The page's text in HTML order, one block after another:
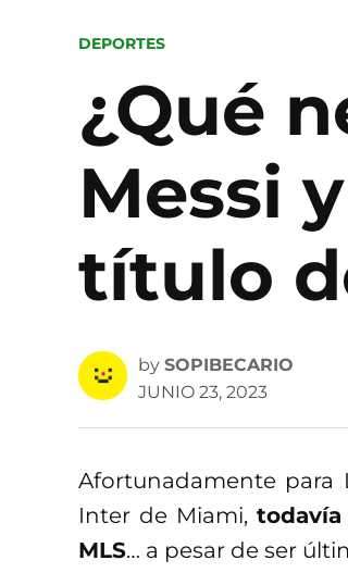
POSTED
DEPORTES
¿Qué
Messi
título
by SOPIBECARIO
JUNIO 23, 2023
Afortunadamente para
Inter de Miami,
MLS… a pesar de ser